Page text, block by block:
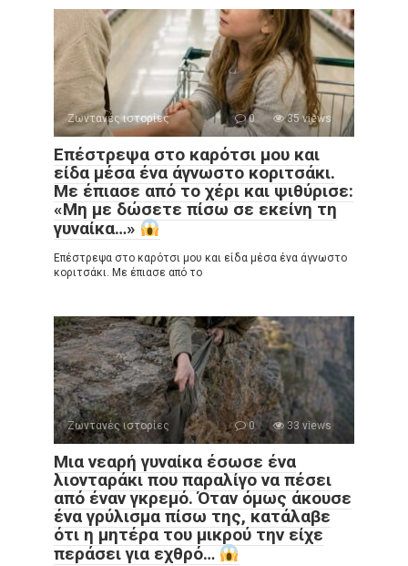
Ζωντανές ιστορίες 0 35 views
Επέστρεψα στο καρότσι μου και
είδα μέσα ένα άγνωστο κοριτσάκι.
Με έπιασε από το χέρι και ψιθύρισε:
«Μη με δώσετε πίσω σε εκείνη τη
γυναίκα…»
Επέστρεψα στο καρότσι μου και είδα μέσα ένα άγνωστο
κοριτσάκι. Με έπιασε από το
Ζωντανές ιστορίες 0 33 views
Μια νεαρή γυναίκα έσωσε ένα
λιονταράκι που παραλίγο να πέσει
από έναν γκρεμό. Όταν όμως άκουσε
ένα γρύλισμα πίσω της, κατάλαβε
ότι η μητέρα του μικρού την είχε
περάσει για εχθρό…